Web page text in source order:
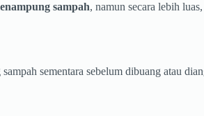
sampah, namun secara lebih
sementara sebelum dibuang atau